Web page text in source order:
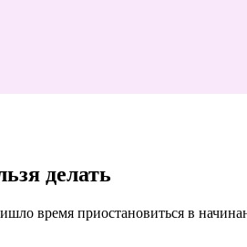
делать
время приостановиться в